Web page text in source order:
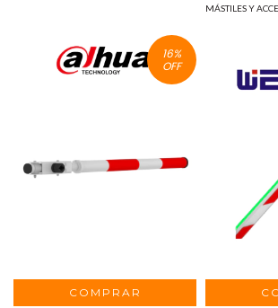
MÁSTILES Y
16%
OFF